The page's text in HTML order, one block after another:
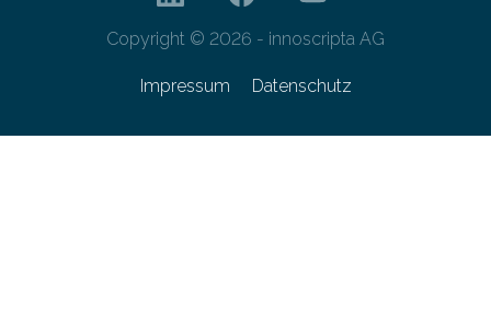
Copyright © 2026 - innoscripta AG
Impressum Datenschutz